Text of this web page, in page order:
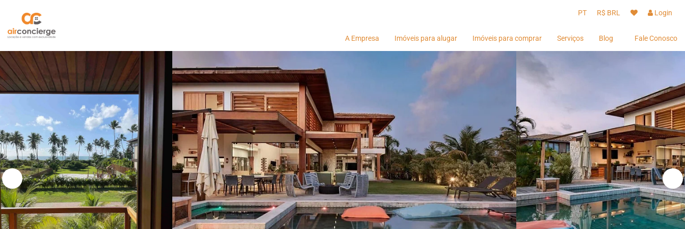
PT R$ BRL Login
A Empresa Imóveis para alugar Imóveis para comprar Serviços Blog Fale Conosco